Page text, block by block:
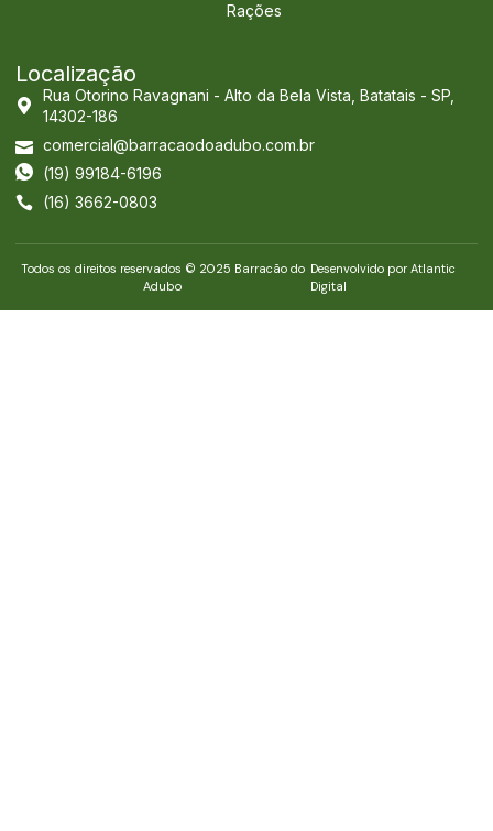
Rações
Localização
Rua Otorino Ravagnani - Alto da Bela Vista, Batatais - SP,
14302-186
comercial@barracaodoadubo.com.br
(19) 99184-6196
(16) 3662-0803
Todos os direitos reservados © 2025 Barracão do
Adubo
Desenvolvido por Atlantic
Digital